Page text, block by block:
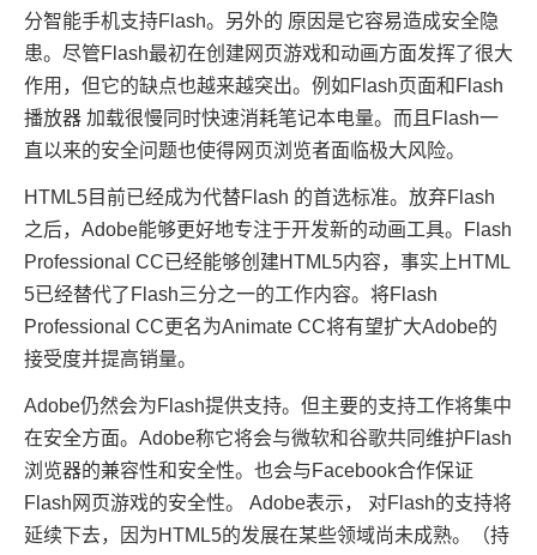
分智能手机支持Flash。另外的 原因是它容易造成安全隐
患。尽管Flash最初在创建网页游戏和动画方面发挥了很大
作用，但它的缺点也越来越突出。例如Flash页面和Flash
播放器 加载很慢同时快速消耗笔记本电量。而且Flash一
直以来的安全问题也使得网页浏览者面临极大风险。
HTML5目前已经成为代替Flash 的首选标准。放弃Flash
之后，Adobe能够更好地专注于开发新的动画工具。Flash
Professional CC已经能够创建HTML5内容，事实上HTML
5已经替代了Flash三分之一的工作内容。将Flash
Professional CC更名为Animate CC将有望扩大Adobe的
接受度并提高销量。
Adobe仍然会为Flash提供支持。但主要的支持工作将集中
在安全方面。Adobe称它将会与微软和谷歌共同维护Flash
浏览器的兼容性和安全性。也会与Facebook合作保证
Flash网页游戏的安全性。 Adobe表示， 对Flash的支持将
延续下去，因为HTML5的发展在某些领域尚未成熟。（持